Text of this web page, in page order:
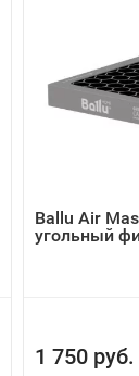
Ballu Air
угольный
1 750 руб.